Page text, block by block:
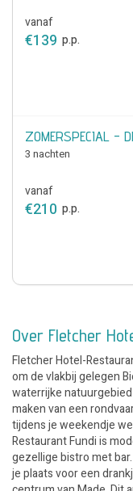
vanaf
€139 p.p.
ZOMERSPECIAL -
3 nachten
vanaf
€210 p.p.
Over Fletcher
Fletcher Hotel-
om de vlakbij gelegen
waterrijke
maken van een
tijdens je weekendje
Restaurant Fundi is
gezellige bistro met
je plaats voor een